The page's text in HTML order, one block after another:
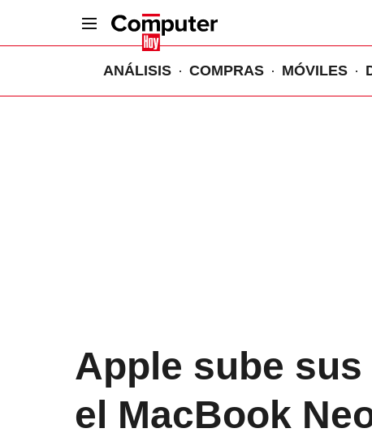
ANÁLISIS COMPRAS MÓVILES
Apple sube
el MacBook